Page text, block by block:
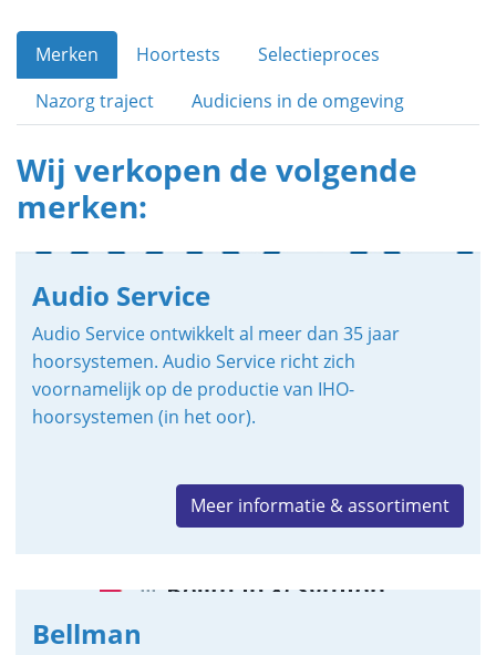
Merken Hoortests
Selectieproces
Nazorg traject
Audiciens in de omgeving
Wij verkopen de volgende
merken:
Audio Service
Audio Service ontwikkelt al meer dan 35 jaar
hoorsystemen. Audio Service richt zich
voornamelijk op de productie van IHO-
hoorsystemen (in het oor).
Meer informatie & assortiment
Bellman